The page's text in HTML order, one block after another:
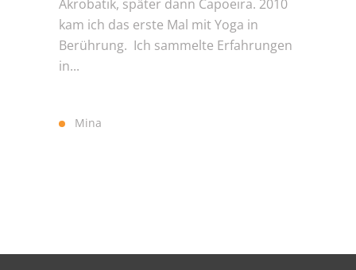
Akrobatik, später dann Capoeira. 2010
kam ich das erste Mal mit Yoga in
Berührung. Ich sammelte Erfahrungen
in...
Mina